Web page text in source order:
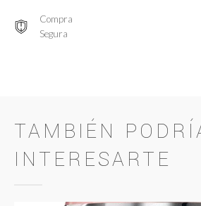
Compra
Segura
TAMBIÉN
INTERESARTE